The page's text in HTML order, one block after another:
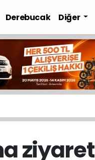
Derebucak Diğer
ziyaret